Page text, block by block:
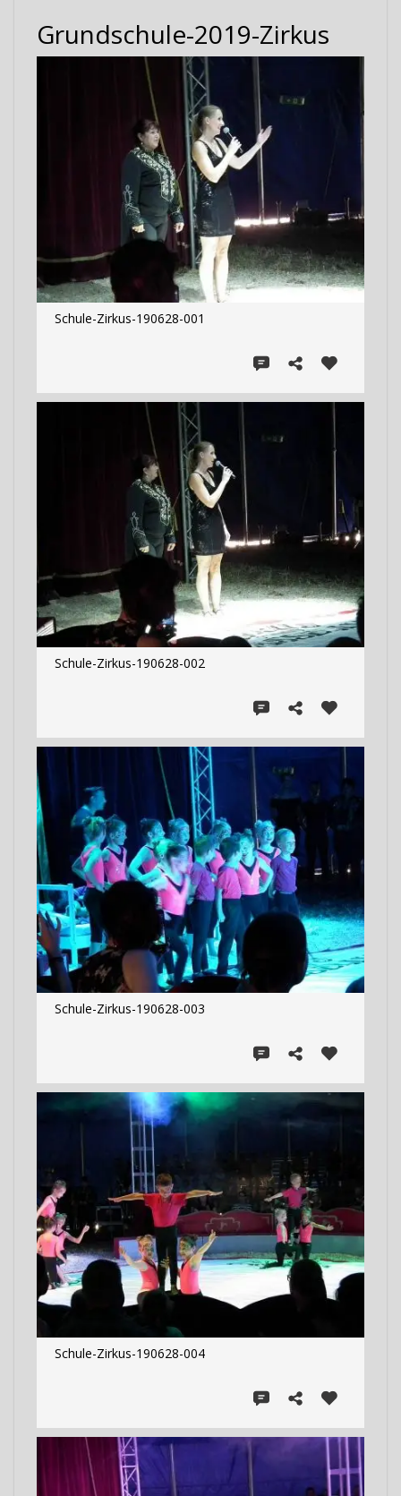
Grundschule-2019-Zirkus
Schule-Zirkus-190628-001
Schule-Zirkus-190628-002
Schule-Zirkus-190628-003
Schule-Zirkus-190628-004